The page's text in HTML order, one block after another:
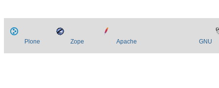
Plone Zope Apache GNU